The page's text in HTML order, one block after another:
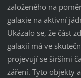
založeného na
galaxie na aktivní
Ukázalo se, že část
galaxií má ve
projevují se širšími
záření. Tyto objekty